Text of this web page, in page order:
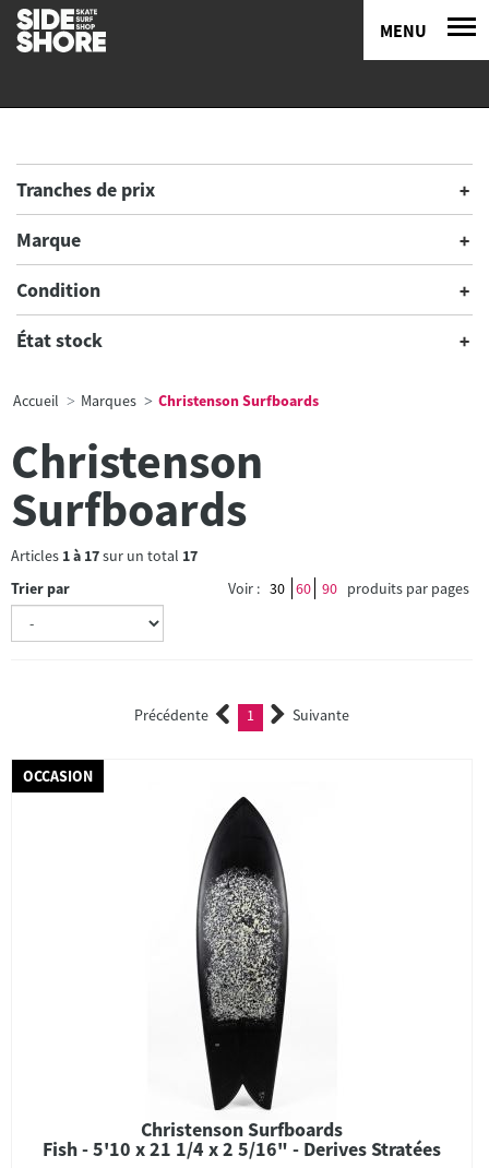
MENU
Tranches de prix
Marque
Condition
État stock
Accueil Marques Christenson Surfboards
Christenson
Surfboards
Articles 1à 17sur un total 17
Trier par
Voir : 30 60 90 produits par pages
Précédente 1 (current)Suivante
OCCASION
Christenson Surfboards
Fish - 5'10 x 21 1/4 x 2 5/16" - Derives Stratées